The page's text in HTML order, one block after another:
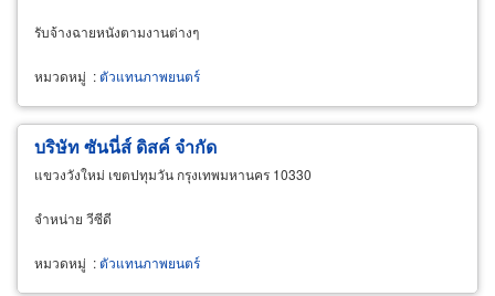
รับจ้างฉายหนังตามงานต่างๆ
หมวดหมู่ :ตัวแทนภาพยนตร์
บริษัท ซันนี่ส์ ดิสค์ จำกัด
แขวงวังใหม่ เขตปทุมวัน กรุงเทพมหานคร 10330
จำหน่าย วีซีดี
หมวดหมู่ :ตัวแทนภาพยนตร์